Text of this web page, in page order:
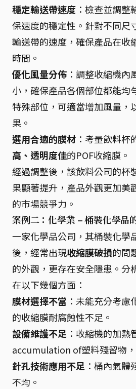
穩定輸送帶速度 ：檢查並調
保速度的穩定性。針對不同尺
輸送帶的速度，確保產品在收
時間。
優化風量分佈 ：調整收縮機
小，確保產品各個部位都能均
特殊部位，可適當增加風量，
果。
選用合適的膜材 ：考量飲料杯
高、透明度佳的POF收縮膜。
經過調整後，該飲料公司的杯
果顯著提升，產品外觀更加美
的市場競爭力。
案例二：化學業 – 桶裝化學品
一家化學品公司，其桶裝化學
後，經常出現收縮膜破損的問
的外觀，更存在安全隱患。分
在以下幾個方面：
膜材選擇不當 ：未能充分考慮
的收縮膜耐腐蝕性不足。
設備維護不足 ：收縮機的加熱
accumulation of塑料殘留物
針孔技術應用不足 ：桶內氣
不均。